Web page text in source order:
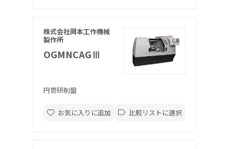
株式会社岡本工作機械
製作所
OGMNCAGⅢ
円筒研削盤
お気に入りに追加 比較リストに選択